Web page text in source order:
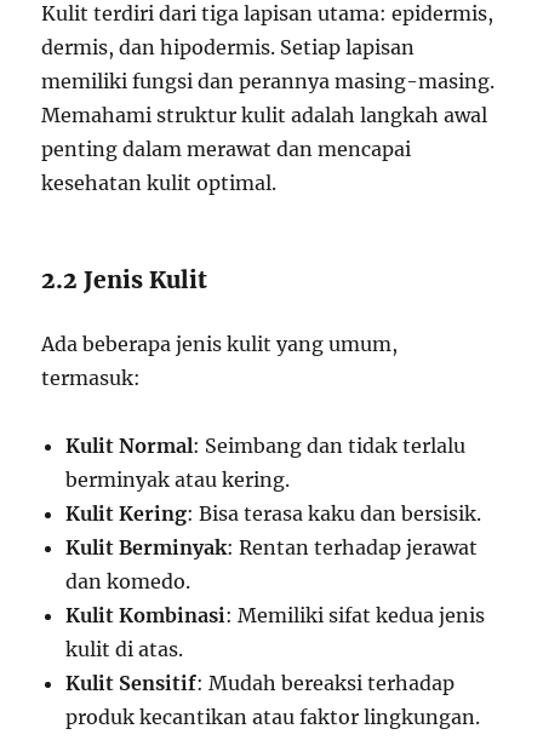
Kulit terdiri dari tiga lapisan utama: epidermis,
dermis, dan hipodermis. Setiap lapisan
memiliki fungsi dan perannya masing-masing.
Memahami struktur kulit adalah langkah awal
penting dalam merawat dan mencapai
kesehatan kulit optimal.
2.2 Jenis Kulit
Ada beberapa jenis kulit yang umum,
termasuk:
Kulit Normal: Seimbang dan tidak terlalu
berminyak atau kering.
Kulit Kering: Bisa terasa kaku dan bersisik.
Kulit Berminyak: Rentan terhadap jerawat
dan komedo.
Kulit Kombinasi: Memiliki sifat kedua jenis
kulit di atas.
Kulit Sensitif: Mudah bereaksi terhadap
produk kecantikan atau faktor lingkungan.